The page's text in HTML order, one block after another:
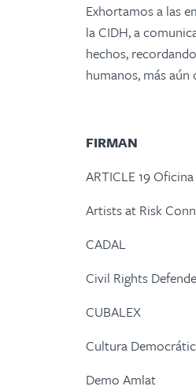
Exhortamos a las
la CIDH, a
hechos,
humanos, más
FIRMAN
ARTICLE 19
Artists at Risk
CADAL
Civil Rights
CUBALEX
Cultura
Demo Amlat